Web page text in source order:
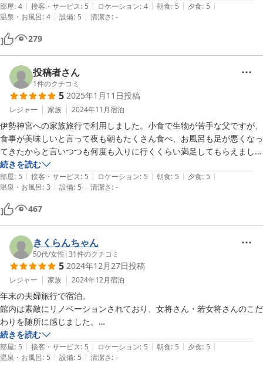
たです。静かでのんびり過ごさせて頂きました。ただこの日は丁度お正
月休みと連休の中か日だった為か？他の宿泊者が無く少し寂しさを感じ
るのがマイナスかな！神明神社（石神さん）は宿のほん隣りで明朝お詣
りさせて頂きました。また、、お世話になりたいとても素敵なお宿で
す。
ありがとうございました。
部屋: 4 | 接客・サービス: 5 | ロケーション: 4 | 朝食: 5 | 夕食: 5 |
温泉・お風呂: 4 | 設備: 5 | 清潔さ: -
279
投稿者さん
1件のクチコミ
5 2025年1月11日投稿
レジャー 家族 2024年11月宿泊
伊勢神宮への家族旅行で利用しました。小食で生物が苦手な父ですが、
食事が美味しいと言って夜も朝もたくさん食べ、お風呂も足が悪くなっ
てきたからと言いつつも何度も入りに行くくらい満足してもらえまし
た。
ちょうど良い大きさのお宿で、久しぶりにゆっくりのんびりとできまし
た。
一つだけ残念だったのは、お風呂から出たところにあった自販機がタバ
コの自販機でした。タバコの自販機よりもお風呂上がりに飲めるような
地元の牛乳なら買いたかったねと母と話しておりました。
遅い時間だったので小さな売店的な所も閉まってたので、その時間でも
お風呂上がり少し何か飲めるようになってたら嬉しいなと思いました。
とても良いお宿で送迎もあり、サービスも良く、必ずリピートさせてい
ただきたいと思います。
続きを読む
部屋: 5 | 接客・サービス: 5 | ロケーション: 5 | 朝食: 5 | 夕食: 5 |
温泉・お風呂: 3 | 設備: 5 | 清潔さ: -
467
きくらんちゃん
50代/女性 |31件のクチコミ
5 2024年12月27日投稿
レジャー 家族 2024年12月宿泊
年末の夫婦旅行で宿泊。
館内は素敵にリノベーションされており、女将さん・若女将さんのこだ
わりを随所に感じました。
バリアフリーにも対応しており、優しくて手入れの行き届いたお洒落な
旅館です。
夕食・朝食とても美味。
続きを読む
部屋: 5 | 接客・サービス: 5 | ロケーション: 5 | 朝食: 5 | 夕食: 5 |
温泉・お風呂: 5 | 設備: 5 | 清潔さ: -